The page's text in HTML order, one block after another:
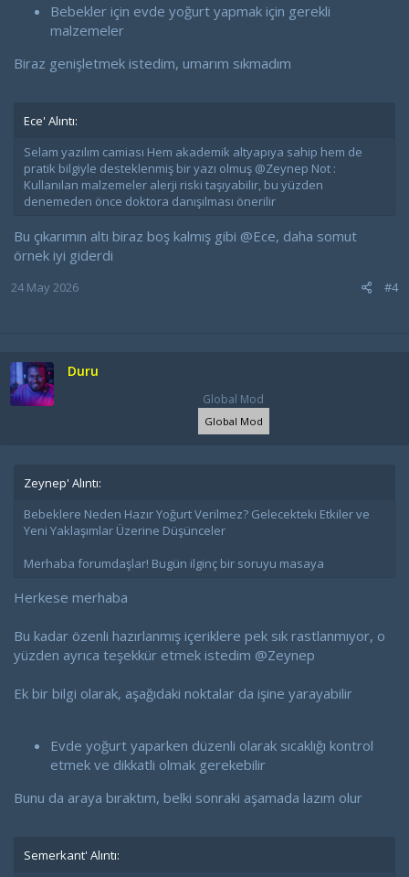
Bebekler için evde yoğurt yapmak için gerekli
malzemeler
Biraz genişletmek istedim, umarım sıkmadım
Ece' Alıntı:
Selam yazılım camiası Hem akademik altyapıya sahip hem de
pratik bilgiyle desteklenmiş bir yazı olmuş @Zeynep Not :
Kullanılan malzemeler alerji riski taşıyabilir, bu yüzden
denemeden önce doktora danışılması önerilir
Bu çıkarımın altı biraz boş kalmış gibi @Ece, daha somut
örnek iyi giderdi
#4
24 May 2026
Duru
Global Mod
Global Mod
Zeynep' Alıntı:
Bebeklere Neden Hazır Yoğurt Verilmez? Gelecekteki Etkiler ve
Yeni Yaklaşımlar Üzerine Düşünceler
Merhaba forumdaşlar! Bugün ilginç bir soruyu masaya
Herkese merhaba
Bu kadar özenli hazırlanmış içeriklere pek sık rastlanmıyor, o
yüzden ayrıca teşekkür etmek istedim @Zeynep
Ek bir bilgi olarak, aşağıdaki noktalar da işine yarayabilir
Evde yoğurt yaparken düzenli olarak sıcaklığı kontrol
etmek ve dikkatli olmak gerekebilir
Bunu da araya bıraktım, belki sonraki aşamada lazım olur
Semerkant' Alıntı: